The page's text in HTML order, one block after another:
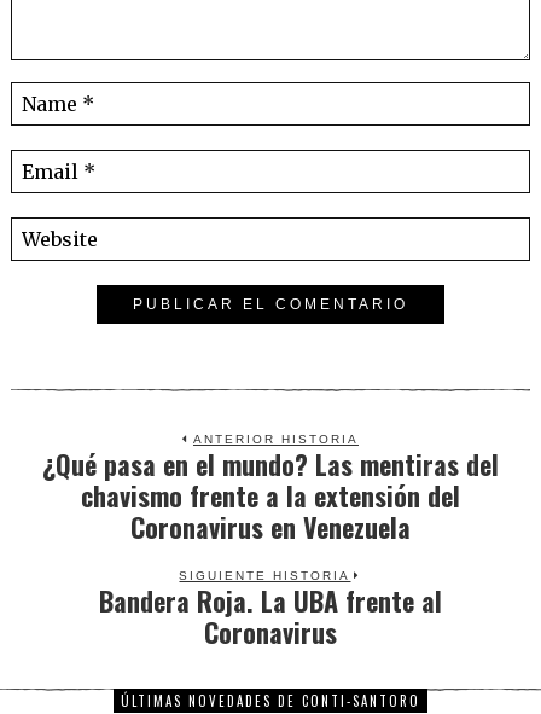
ANTERIOR HISTORIA
Previous
post:
¿Qué pasa en el mundo? Las mentiras del
chavismo frente a la extensión del
Coronavirus en Venezuela
SIGUIENTE HISTORIA
Next
post:
Bandera Roja. La UBA frente al
Coronavirus
ÚLTIMAS NOVEDADES DE CONTI-SANTORO